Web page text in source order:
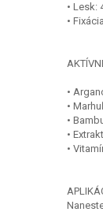
• Lesk:
•
•
•
•
•
•